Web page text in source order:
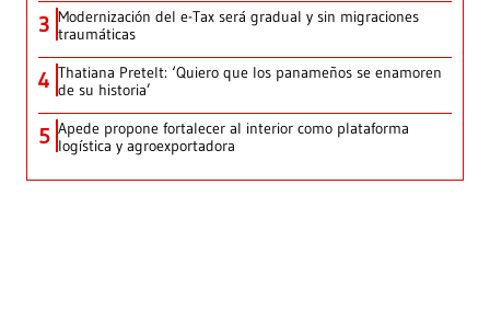
3 Modernización del e-Tax será gradual y sin migraciones
traumáticas
4 Thatiana Pretelt: ‘Quiero que los panameños se enamoren
de su historia’
5 Apede propone fortalecer al interior como plataforma
logística y agroexportadora